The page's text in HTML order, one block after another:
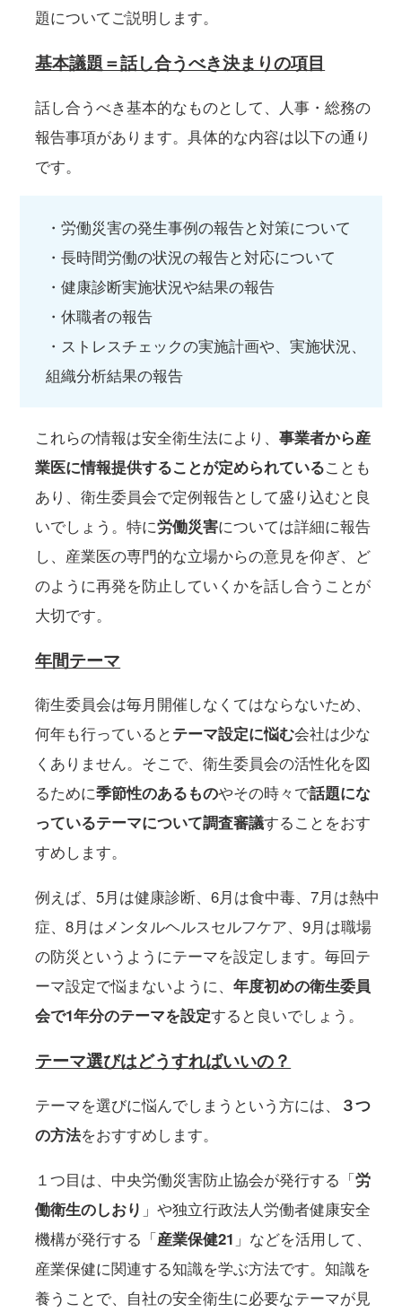
題についてご説明します。
基本議題＝話し合うべき決まりの項目
話し合うべき基本的なものとして、人事・総務の
報告事項があります。具体的な内容は以下の通り
です。
・労働災害の発生事例の報告と対策について
・長時間労働の状況の報告と対応について
・健康診断実施状況や結果の報告
・休職者の報告
・ストレスチェックの実施計画や、実施状況、
組織分析結果の報告
これらの情報は安全衛生法により、事業者から産
業医に情報提供することが定められていることも
あり、衛生委員会で定例報告として盛り込むと良
いでしょう。特に労働災害については詳細に報告
し、産業医の専門的な立場からの意見を仰ぎ、ど
のように再発を防止していくかを話し合うことが
大切です。
年間テーマ
衛生委員会は毎月開催しなくてはならないため、
何年も行っているとテーマ設定に悩む会社は少な
くありません。そこで、衛生委員会の活性化を図
るために季節性のあるものやその時々で話題にな
っているテーマについて調査審議することをおす
すめします。
例えば、5月は健康診断、6月は食中毒、7月は熱中
症、8月はメンタルヘルスセルフケア、9月は職場
の防災というようにテーマを設定します。毎回テ
ーマ設定で悩まないように、年度初めの衛生委員
会で1年分のテーマを設定すると良いでしょう。
テーマ選びはどうすればいいの？
テーマを選びに悩んでしまうという方には、
３つ
の方法をおすすめします。
１つ目は、中央労働災害防止協会が発行する「労
働衛生のしおり 」や独立行政法人労働者健康安全
機構が発行する「産業保健21 」などを活用して、
産業保健に関連する知識を学ぶ方法です。知識を
養うことで、自社の安全衛生に必要なテーマが見